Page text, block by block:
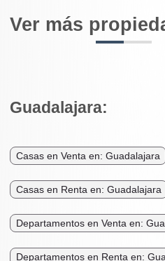
Ver más
Guadalajara:
Casas en Venta en: Guadalajara
Casas en Renta en: Guadalajara
Departamentos en Venta en:
Departamentos en Renta en: